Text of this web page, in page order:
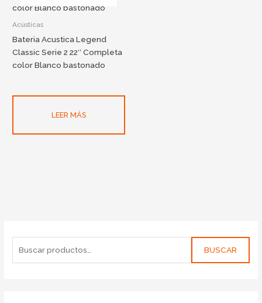
BUSCAR
Acústicas
Bateria Acustica Legend
Classic Serie 2 22″ Completa
color Blanco bastonado
LEER MÁS